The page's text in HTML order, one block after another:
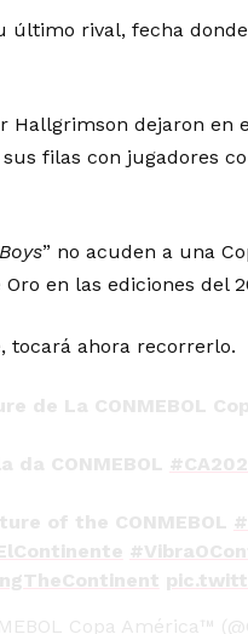
último rival, fecha
Hallgrimson dejaron en
filas con jugadores
” no acuden a una
en las ediciones del
tocará ahora recorrerlo.
de La CONMEBOL
da CONMEBOL
of the CONMEBOL
Copa América™️